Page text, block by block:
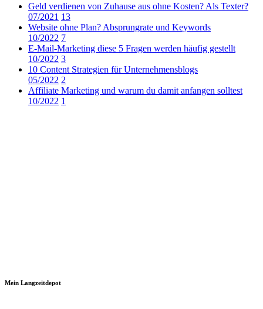
Geld verdienen von Zuhause aus ohne Kosten? Als Texter?
07/2021 13
Website ohne Plan? Absprungrate und Keywords
10/2022 7
E-Mail-Marketing diese 5 Fragen werden häufig gestellt
10/2022 3
10 Content Strategien für Unternehmensblogs
05/2022 2
Affiliate Marketing und warum du damit anfangen solltest
10/2022 1
Mein Langzeitdepot